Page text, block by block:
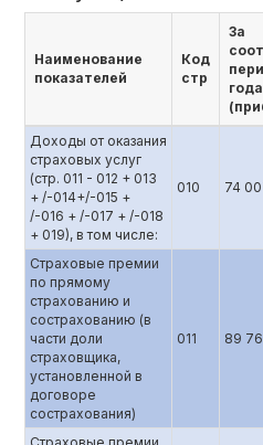
Наименование
показателей
Код
стр
За
Доходы от оказания
страховых услуг
(стр. 011 - 012 + 013
+ /-014+/-015 +
/-016 + /-017 + /-018
+ 019), в том числе:
010 74
Страховые премии
по прямому
страхованию и
сострахованию (в
части доли
страховщика,
установленной в
договоре
сострахования)
011 89